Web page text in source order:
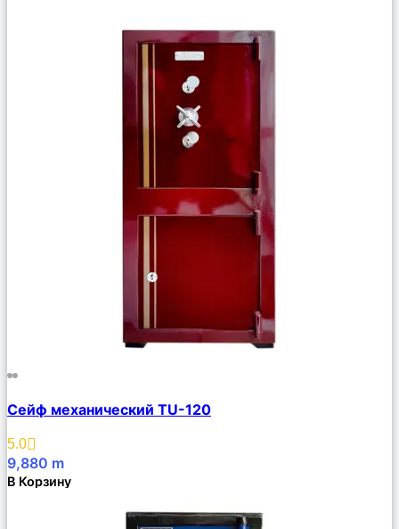
Описание
Избранное
Сейф механический TU-120
5.0
9,880 m
В Корзину